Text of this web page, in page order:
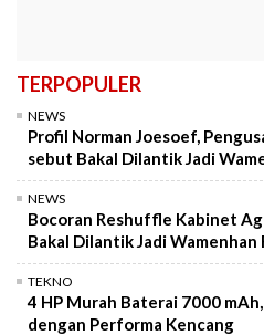
TERPOPULER
NEWS
Profil Norman Joesoef,
sebut Bakal Dilantik Jadi
NEWS
Bocoran Reshuffle Kabinet
Bakal Dilantik Jadi Wamenhan
TEKNO
4 HP Murah Baterai 7000
dengan Performa Kencang